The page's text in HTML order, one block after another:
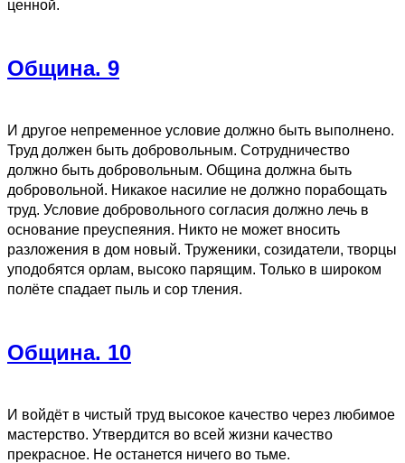
ценной.
Община. 9
И другое непременное условие должно быть выполнено.
Труд должен быть добровольным. Сотрудничество
должно быть добровольным. Община должна быть
добровольной. Никакое насилие не должно порабощать
труд. Условие добровольного согласия должно лечь в
основание преуспеяния. Никто не может вносить
разложения в дом новый. Труженики, созидатели, творцы
уподобятся орлам, высоко парящим. Только в широком
полёте спадает пыль и сор тления.
Община. 10
И войдёт в чистый труд высокое качество через любимое
мастерство. Утвердится во всей жизни качество
прекрасное. Не останется ничего во тьме.